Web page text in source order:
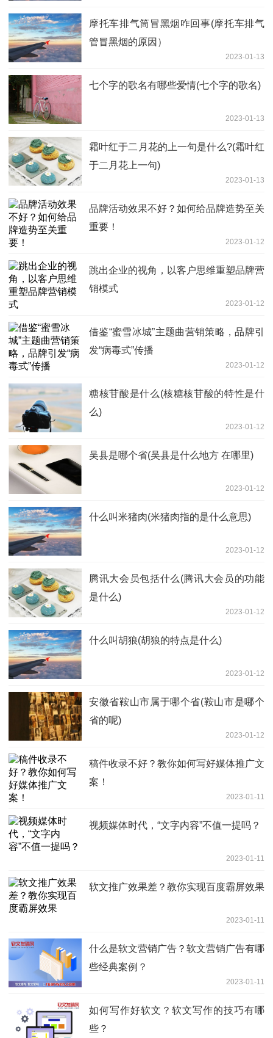
摩托车排气筒冒黑烟咋回事(摩托车排气
管冒黑烟的原因）
2023-01-13
七个字的歌名有哪些爱情(七个字的歌名)
2023-01-13
霜叶红于二月花的上一句是什么?(霜叶红
于二月花上一句)
2023-01-13
品牌活动效果不好？如何给品牌造势至关
重要！
2023-01-12
跳出企业的视角，以客户思维重塑品牌营
销模式
2023-01-12
借鉴“蜜雪冰城”主题曲营销策略，品牌引
发“病毒式”传播
2023-01-12
糖核苷酸是什么(核糖核苷酸的特性是什
么)
2023-01-12
吴县是哪个省(吴县是什么地方 在哪里)
2023-01-12
什么叫米猪肉(米猪肉指的是什么意思)
2023-01-12
腾讯大会员包括什么(腾讯大会员的功能
是什么)
2023-01-12
什么叫胡狼(胡狼的特点是什么)
2023-01-12
安徽省鞍山市属于哪个省(鞍山市是哪个
省的呢)
2023-01-12
稿件收录不好？教你如何写好媒体推广文
案！
2023-01-11
视频媒体时代，“文字内容”不值一提吗？
2023-01-11
软文推广效果差？教你实现百度霸屏效果
2023-01-11
什么是软文营销广告？软文营销广告有哪
些经典案例？
2023-01-11
如何写作好软文？软文写作的技巧有哪
些？